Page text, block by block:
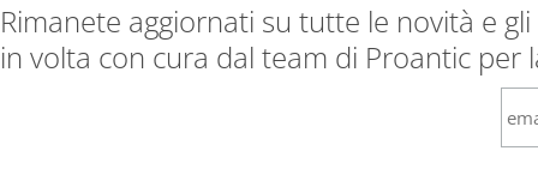
Rimanete aggiornati su tutte le novità e
in volta con cura dal team di Proantic per